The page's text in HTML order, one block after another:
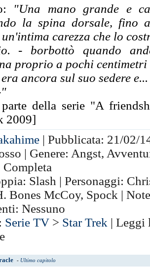
"Una mano grande e
la spina dorsale, fino
un'intima carezza che lo
- borbottò quando
proprio a pochi centimetri
ancora sul suo sedere
"
parte della serie "A
2009]
| Pubblicata: 21/02/
| Genere: Angst,
Completa
Slash | Personaggi:
Bones McCoy, Spock |
Nessuno
Serie TV > Star Trek | Leggi
- Ultimo capitolo